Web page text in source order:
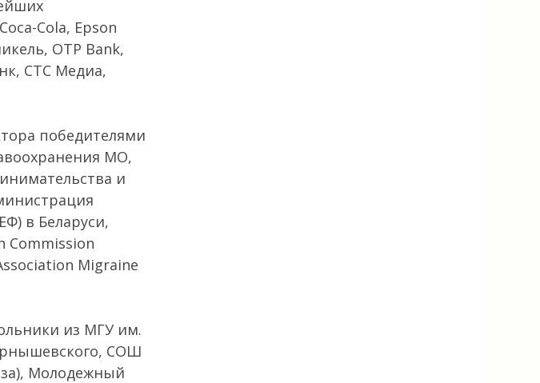
Сola, Epson
OTP Bank,
СТС Медиа,
победителями
МО,
и
в Беларуси,
Commission
Migraine
из МГУ им.
СОШ
Молодежный